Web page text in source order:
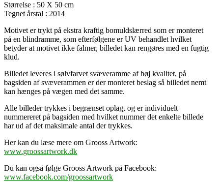
Størrelse : 50 X 50 cm
Tegnet årstal : 2014
Motivet er trykt på ekstra kraftig bomuldslærred som er monteret
på en blindramme, som efterfølgene er UV behandlet hvilket
betyder at motivet ikke falmer, billedet kan rengøres med en fugtig
klud.
Billedet leveres i sølvfarvet svæveramme af høj kvalitet, på
bagsiden af svæverammen er der monteret beslag så billedet nemt
kan hænges på vægen med det samme.
Alle billeder trykkes i begrænset oplag, og er individuelt
nummereret på bagsiden med hvilket nummer det enkelte billede
har ud af det maksimale antal der trykkes.
Her kan du læse mere om Grooss Artwork:
www.groossartwork.dk
Du kan også følge Grooss Artwork på Facebook:
www.facebook.com/groossartwork